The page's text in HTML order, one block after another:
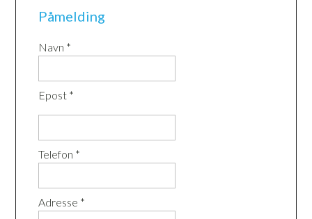
Påmelding
Navn *
Epost *
Telefon *
Adresse *